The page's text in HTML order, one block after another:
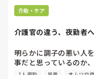
と言われました。
私の考え対応が間違え
ョン組めますよね。
介助・ケア
介護官の違う、夜勤者
明らかに調子の悪い人
事だと思っているのか
スタッフがいます。私
1人夜勤 早番 オムツ交換